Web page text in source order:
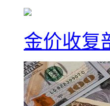
金价收复